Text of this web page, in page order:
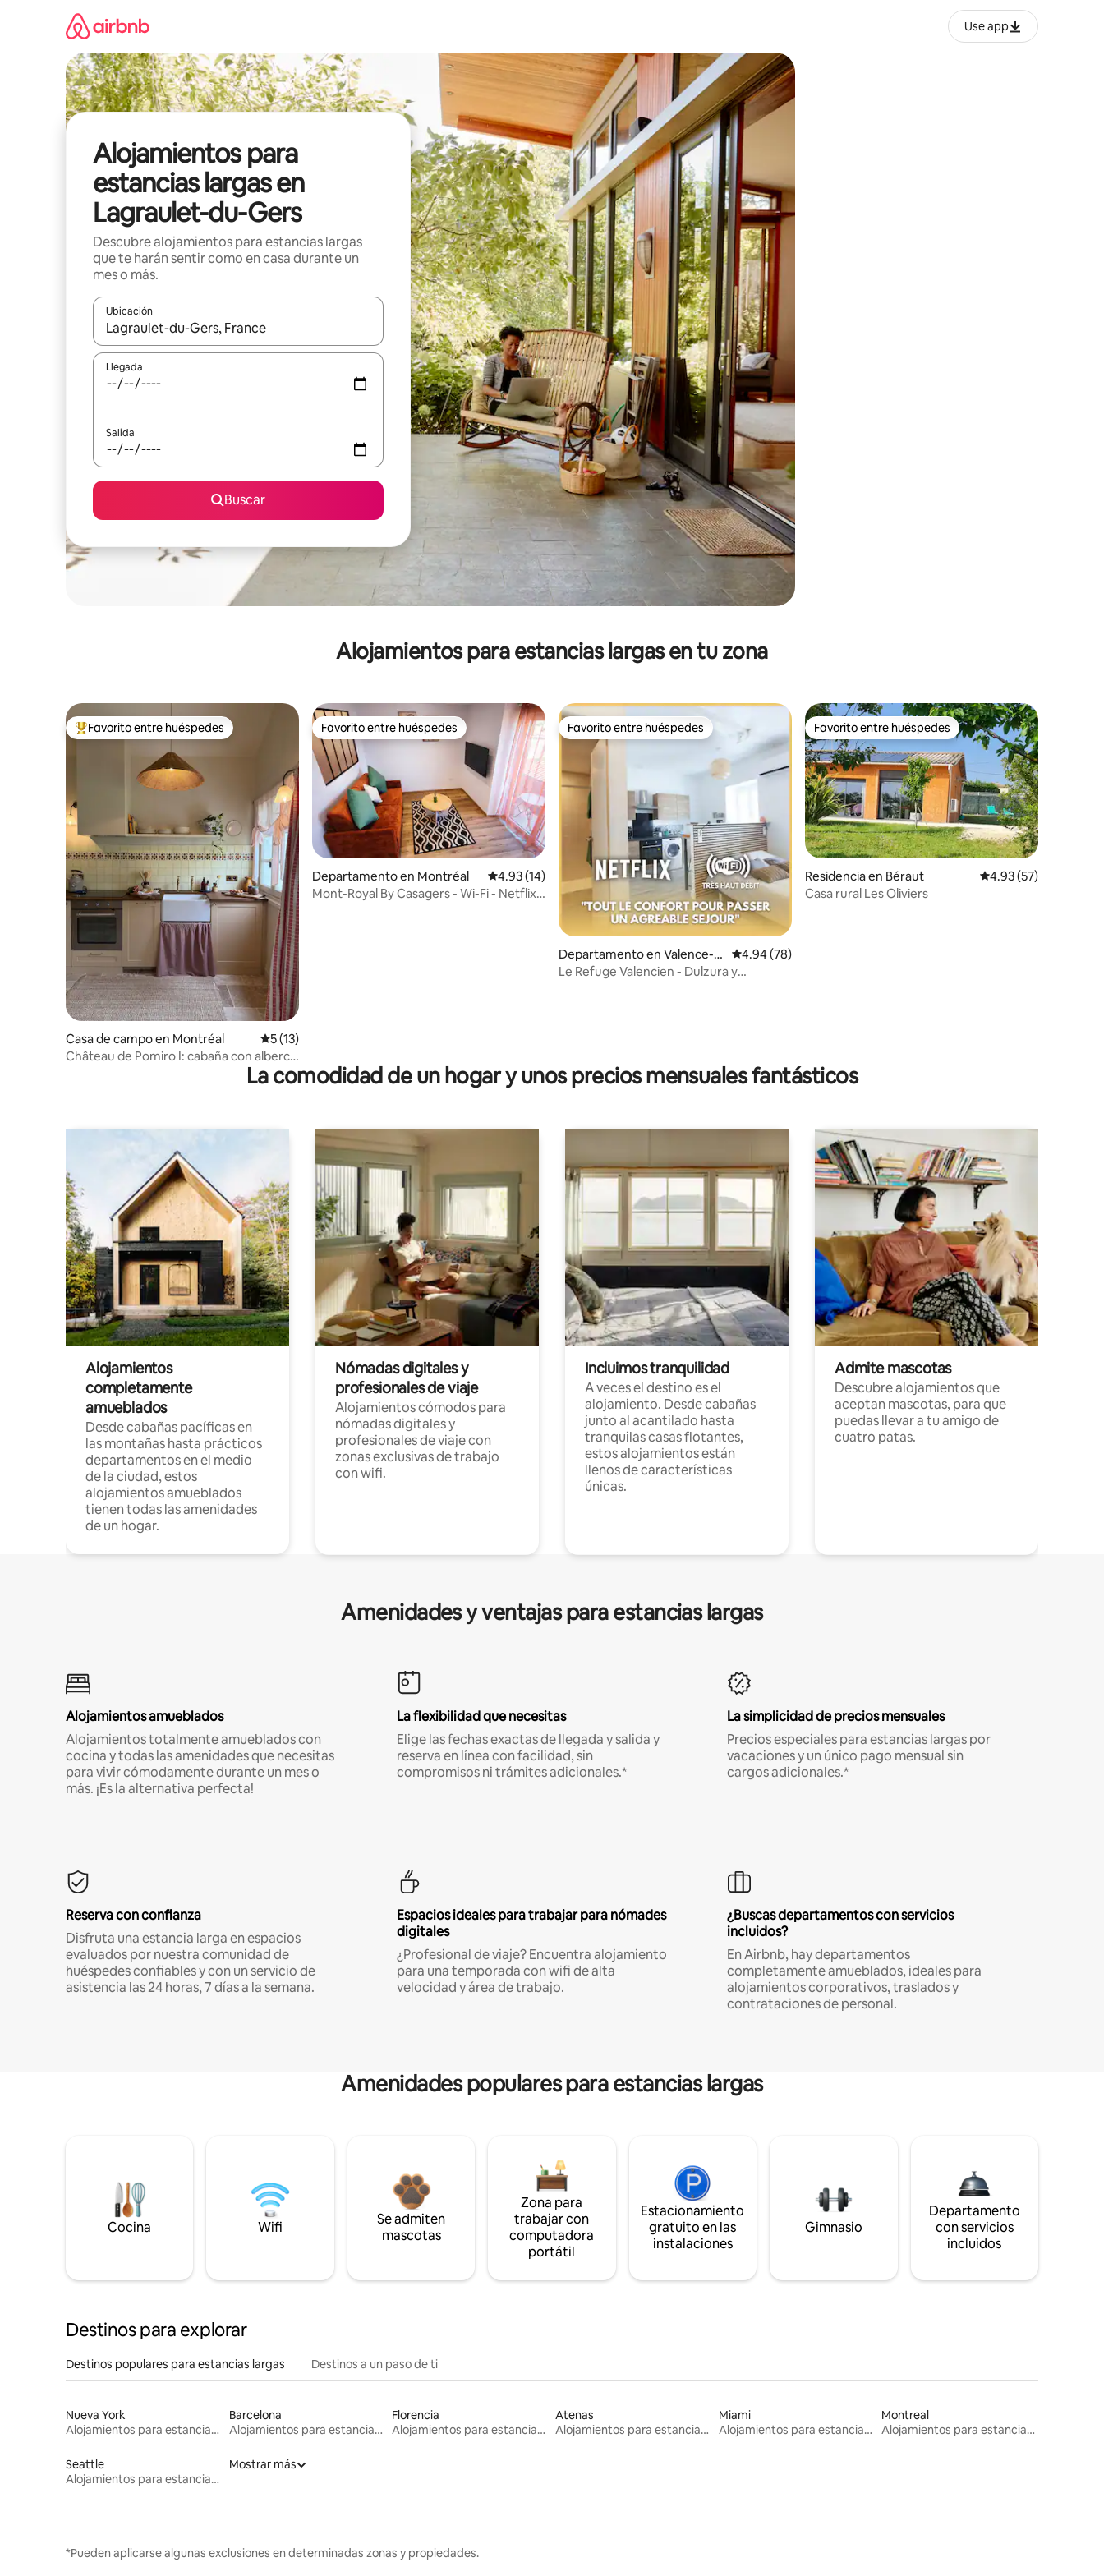
Use app
Alojamientos para
estancias largas en
Lagraulet-du-Gers
Descubre alojamientos para estancias largas
que te harán sentir como en casa durante un
mes o más.
Ubicación
Cuando los resultados estén disponibles, podrás navegar usando las teclas de las flechas hacia arriba y hacia abajo, o bien tocando y deslizando la pantalla.
Llegada
Salida
Buscar
Alojamientos para estancias largas en tu zona
De los mejores en Favorito entre huéspedes
Favorito entre huéspedes
Casa de campo en Montréal Calificación promedio: 5 de 5; 13 evaluaciones
5 (13)
Château de Pomiro I: cabaña con alberca
Favorito entre huéspedes
Favorito entre huéspedes
Departamento en Montréal Calificación promedio: 4.93 de 5; 14 evaluaciones
4.93 (14)
Mont-Royal By Casagers - Wi-Fi - Netflix -
Favorito entre huéspedes
Favorito entre huéspedes
Departamento en Valence-s
ur-Baïse
Calificación promedio: 4.94 de 5; 78 evaluaciones
4.94 (78)
Le Refuge Valencien - Dulzura y
Favorito entre huéspedes
Favorito entre huéspedes
Residencia en Béraut Calificación
4.93 (57)
Casa rural Les Oliviers
La comodidad de un hogar y unos precios mensuales fantásticos
Alojamientos
completamente
amueblados
Desde cabañas pacíficas en
las montañas hasta prácticos
departamentos en el medio
de la ciudad, estos
alojamientos amueblados
tienen todas las amenidades
de un hogar.
Nómadas digitales y
profesionales de viaje
Alojamientos cómodos para
nómadas digitales y
profesionales de viaje con
zonas exclusivas de trabajo
con wifi.
Incluimos tranquilidad
A veces el destino es el
alojamiento. Desde cabañas
junto al acantilado hasta
tranquilas casas flotantes,
estos alojamientos están
llenos de características
únicas.
Admite mascotas
Descubre alojamientos que
aceptan mascotas, para que
puedas llevar a tu amigo de
cuatro patas.
Amenidades y ventajas para estancias largas
Alojamientos amueblados
Alojamientos totalmente amueblados con
cocina y todas las amenidades que necesitas
para vivir cómodamente durante un mes o
más. ¡Es la alternativa perfecta!
La flexibilidad que necesitas
Elige las fechas exactas de llegada y salida y
reserva en línea con facilidad, sin
compromisos ni trámites adicionales.*
La simplicidad de precios mensuales
Precios especiales para estancias largas por
vacaciones y un único pago mensual sin
cargos adicionales.*
Reserva con confianza
Disfruta una estancia larga en espacios
evaluados por nuestra comunidad de
huéspedes confiables y con un servicio de
asistencia las 24 horas, 7 días a la semana.
Espacios ideales para trabajar para nómades
digitales
¿Profesional de viaje? Encuentra alojamiento
para una temporada con wifi de alta
velocidad y área de trabajo.
¿Buscas departamentos con servicios
incluidos?
En Airbnb, hay departamentos
completamente amueblados, ideales para
alojamientos corporativos, traslados y
contrataciones de personal.
Amenidades populares para estancias largas
Cocina Wifi
Se admiten
mascotas
Zona para
trabajar con
computadora
portátil
Estacionamiento
gratuito en las
instalaciones
Gimnasio
Departamento
con servicios
incluidos
Destinos para explorar
Destinos populares para estancias largas Destinos a un paso de ti
Nueva York
Alojamientos para estancias largas
Barcelona
Alojamientos para estancias largas
Florencia
Alojamientos para estancias largas
Atenas
Alojamientos para estancias largas
Miami
Alojamientos para estancias largas
Montreal
Alojamientos para estancias largas
Seattle
Alojamientos para estancias largas
Mostrar más
*Pueden aplicarse algunas exclusiones en determinadas zonas y propiedades.